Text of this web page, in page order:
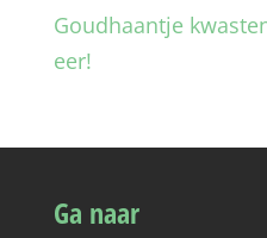
Goudhaantje
eer!
Ga naar